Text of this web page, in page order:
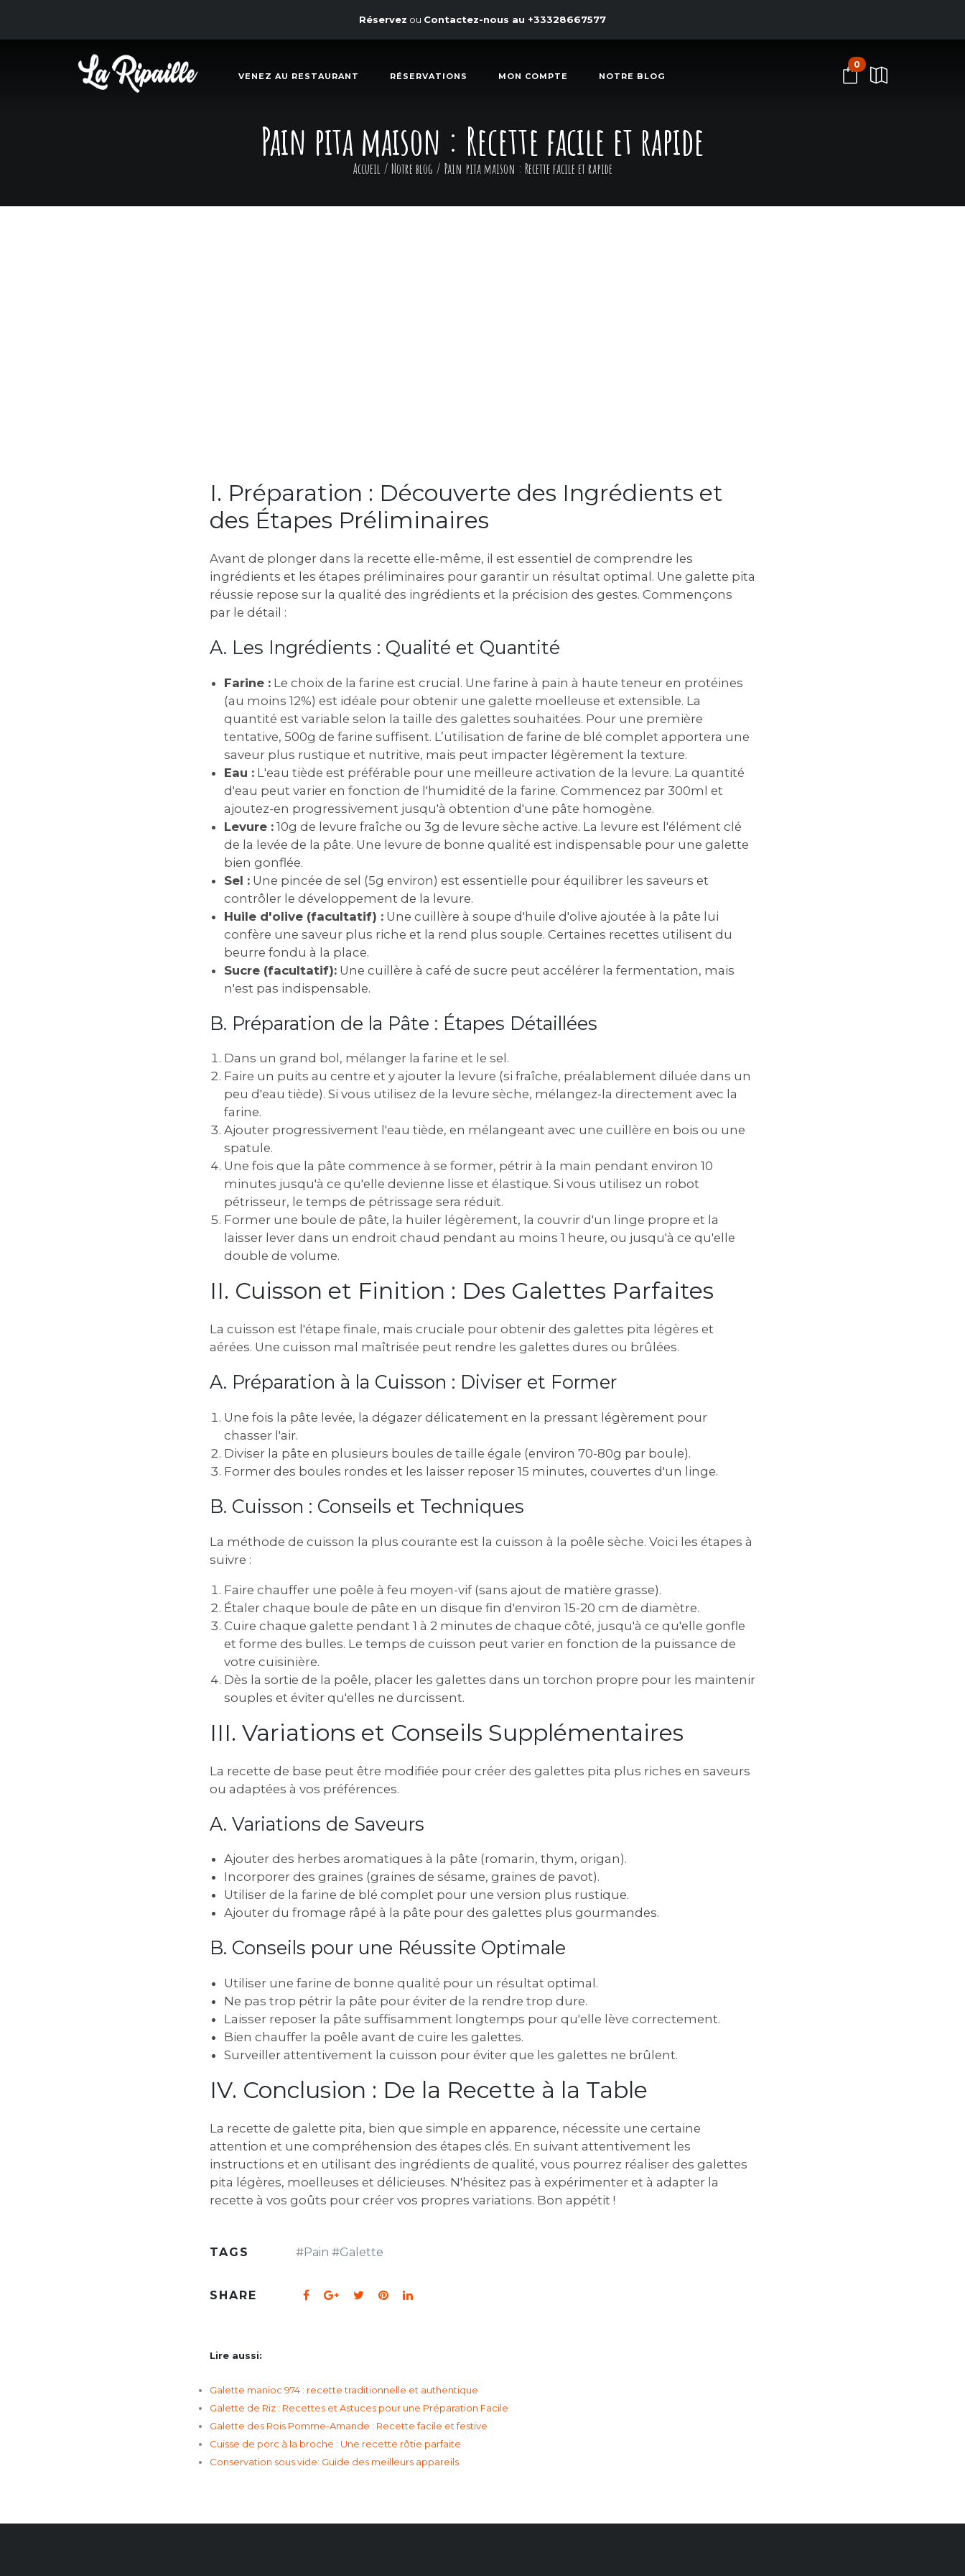
Réservez ou Contactez-nous au +33328667577
VENEZ AU RESTAURANT RÉSERVATIONS MON COMPTE NOTRE BLOG
0
Pain pita maison : Recette facile et rapide
Accueil/ Notre blog / Pain pita maison : Recette facile et rapide
I. Préparation : Découverte des Ingrédients et
des Étapes Préliminaires
Avant de plonger dans la recette elle-même, il est essentiel de comprendre les
ingrédients et les étapes préliminaires pour garantir un résultat optimal. Une galette pita
réussie repose sur la qualité des ingrédients et la précision des gestes. Commençons
par le détail :
A. Les Ingrédients : Qualité et Quantité
Farine : Le choix de la farine est crucial. Une farine à pain à haute teneur en protéines
(au moins 12%) est idéale pour obtenir une galette moelleuse et extensible. La
quantité est variable selon la taille des galettes souhaitées. Pour une première
tentative, 500g de farine suffisent. L’utilisation de farine de blé complet apportera une
saveur plus rustique et nutritive, mais peut impacter légèrement la texture.
Eau : L'eau tiède est préférable pour une meilleure activation de la levure. La quantité
d'eau peut varier en fonction de l'humidité de la farine. Commencez par 300ml et
ajoutez-en progressivement jusqu'à obtention d'une pâte homogène.
Levure : 10g de levure fraîche ou 3g de levure sèche active. La levure est l'élément clé
de la levée de la pâte. Une levure de bonne qualité est indispensable pour une galette
bien gonflée.
Sel : Une pincée de sel (5g environ) est essentielle pour équilibrer les saveurs et
contrôler le développement de la levure.
Huile d'olive (facultatif) : Une cuillère à soupe d'huile d'olive ajoutée à la pâte lui
confère une saveur plus riche et la rend plus souple. Certaines recettes utilisent du
beurre fondu à la place.
Sucre (facultatif): Une cuillère à café de sucre peut accélérer la fermentation, mais
n'est pas indispensable.
B. Préparation de la Pâte : Étapes Détaillées
Dans un grand bol, mélanger la farine et le sel.
Faire un puits au centre et y ajouter la levure (si fraîche, préalablement diluée dans un
peu d'eau tiède). Si vous utilisez de la levure sèche, mélangez-la directement avec la
farine.
Ajouter progressivement l'eau tiède, en mélangeant avec une cuillère en bois ou une
spatule.
Une fois que la pâte commence à se former, pétrir à la main pendant environ 10
minutes jusqu'à ce qu'elle devienne lisse et élastique. Si vous utilisez un robot
pétrisseur, le temps de pétrissage sera réduit.
Former une boule de pâte, la huiler légèrement, la couvrir d'un linge propre et la
laisser lever dans un endroit chaud pendant au moins 1 heure, ou jusqu'à ce qu'elle
double de volume.
II. Cuisson et Finition : Des Galettes Parfaites
La cuisson est l'étape finale, mais cruciale pour obtenir des galettes pita légères et
aérées. Une cuisson mal maîtrisée peut rendre les galettes dures ou brûlées.
A. Préparation à la Cuisson : Diviser et Former
Une fois la pâte levée, la dégazer délicatement en la pressant légèrement pour
chasser l'air.
Diviser la pâte en plusieurs boules de taille égale (environ 70-80g par boule).
Former des boules rondes et les laisser reposer 15 minutes, couvertes d'un linge.
B. Cuisson : Conseils et Techniques
La méthode de cuisson la plus courante est la cuisson à la poêle sèche. Voici les étapes à
suivre :
Faire chauffer une poêle à feu moyen-vif (sans ajout de matière grasse).
Étaler chaque boule de pâte en un disque fin d'environ 15-20 cm de diamètre.
Cuire chaque galette pendant 1 à 2 minutes de chaque côté, jusqu'à ce qu'elle gonfle
et forme des bulles. Le temps de cuisson peut varier en fonction de la puissance de
votre cuisinière.
Dès la sortie de la poêle, placer les galettes dans un torchon propre pour les maintenir
souples et éviter qu'elles ne durcissent.
III. Variations et Conseils Supplémentaires
La recette de base peut être modifiée pour créer des galettes pita plus riches en saveurs
ou adaptées à vos préférences.
A. Variations de Saveurs
Ajouter des herbes aromatiques à la pâte (romarin, thym, origan).
Incorporer des graines (graines de sésame, graines de pavot).
Utiliser de la farine de blé complet pour une version plus rustique.
Ajouter du fromage râpé à la pâte pour des galettes plus gourmandes.
B. Conseils pour une Réussite Optimale
Utiliser une farine de bonne qualité pour un résultat optimal.
Ne pas trop pétrir la pâte pour éviter de la rendre trop dure.
Laisser reposer la pâte suffisamment longtemps pour qu'elle lève correctement.
Bien chauffer la poêle avant de cuire les galettes.
Surveiller attentivement la cuisson pour éviter que les galettes ne brûlent.
IV. Conclusion : De la Recette à la Table
La recette de galette pita, bien que simple en apparence, nécessite une certaine
attention et une compréhension des étapes clés. En suivant attentivement les
instructions et en utilisant des ingrédients de qualité, vous pourrez réaliser des galettes
pita légères, moelleuses et délicieuses. N'hésitez pas à expérimenter et à adapter la
recette à vos goûts pour créer vos propres variations. Bon appétit !
TAGS #Pain #Galette
SHARE
Lire aussi:
Galette manioc 974 : recette traditionnelle et authentique
Galette de Riz : Recettes et Astuces pour une Préparation Facile
Galette des Rois Pomme-Amande : Recette facile et festive
Cuisse de porc à la broche : Une recette rôtie parfaite
Conservation sous vide: Guide des meilleurs appareils